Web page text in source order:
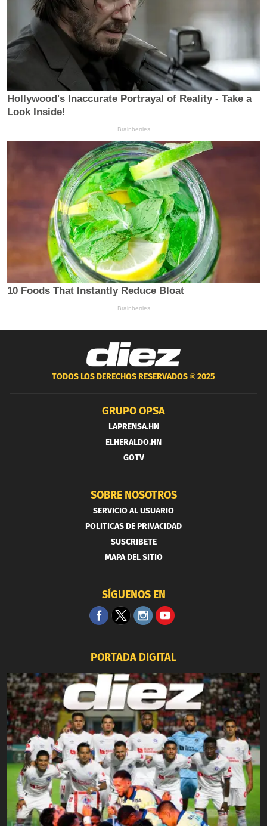
TODOS LOS DERECHOS RESERVADOS ®2025
GRUPO OPSA
LAPRENSA.HN
ELHERALDO.HN
GOTV
SOBRE NOSOTROS
SERVICIO AL USUARIO
POLITICAS DE PRIVACIDAD
SUSCRIBETE
MAPA DEL SITIO
SÍGUENOS EN
PORTADA DIGITAL